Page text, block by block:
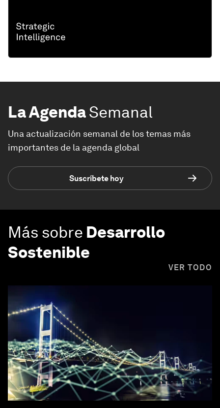
La AgendaSemanal
Una actualización semanal de los temas más
importantes de la agenda global
Suscríbete hoy
Más sobre Desarrollo
Sostenible
VER TODO